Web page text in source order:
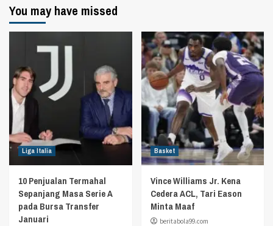
You may have missed
Liga Italia
10 Penjualan Termahal
Sepanjang Masa Serie A
pada Bursa Transfer
Januari
Basket
Vince Williams Jr. Kena
Cedera ACL, Tari Eason
Minta Maaf
beritabola99.com